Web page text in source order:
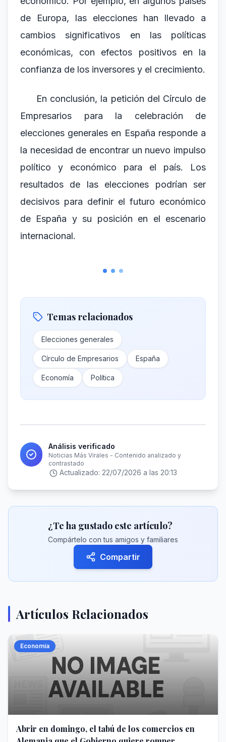
de Europa, las elecciones han llevado a
cambios significativos en las políticas
económicas, con efectos positivos en la
confianza de los inversores y el crecimiento.
En conclusión, la petición del Círculo de
Empresarios para la celebración de
elecciones generales en España responde a
la necesidad de encontrar un nuevo impulso
político y económico para el país. Los
resultados de las elecciones podrían ser
decisivos para definir el futuro económico
de España y su posición en el escenario
internacional.
Temas relacionados
Elecciones generales
Círculo de Empresarios España
Economía Política
Análisis verificado
Noticias Más Virales - Contenido analizado y
contrastado
Actualizado: 22/07/2026 a las 20:13
¿Te ha gustado este artículo?
Compártelo con tus amigos y familiares
Compartir
Artículos Relacionados
Economía
Abrir en domingo, el tabú de los comercios en